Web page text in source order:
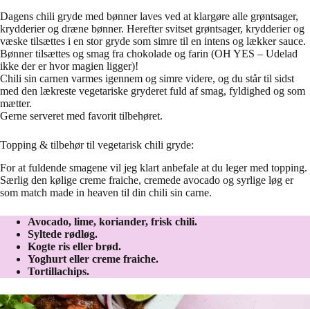
Dagens chili gryde med bønner laves ved at klargøre alle grøntsager,
krydderier og dræne bønner. Herefter svitset grøntsager, krydderier og
væske tilsættes i en stor gryde som simre til en intens og lækker sauce.
Bønner tilsættes og smag fra chokolade og farin (OH YES – Udelad
ikke der er hvor magien ligger)!
Chili sin carnen varmes igennem og simre videre, og du står til sidst
med den lækreste vegetariske gryderet fuld af smag, fyldighed og som
mætter.
Gerne serveret med favorit tilbehøret.
Topping & tilbehør til vegetarisk chili gryde:
For at fuldende smagene vil jeg klart anbefale at du leger med topping.
Særlig den kølige creme fraiche, cremede avocado og syrlige løg er
som match made in heaven til din chili sin carne.
Avocado, lime, koriander, frisk chili.
Syltede rødløg.
Kogte ris eller brød.
Yoghurt eller creme fraiche.
Tortillachips.